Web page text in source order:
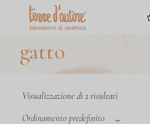
content
gatto
Visualizzazione di 2 risultati
Ordinamento predefinito